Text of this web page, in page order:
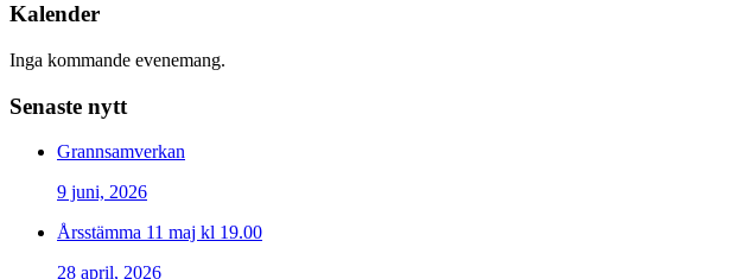
Kalender
Inga kommande evenemang.
Senaste nytt
Grannsamverkan
9 juni, 2026
Årsstämma 11 maj kl 19.00
28 april, 2026